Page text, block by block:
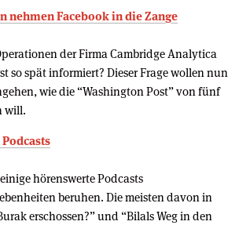
nehmen Facebook in die Zange
der Firma Cambridge Analytica
so spät informiert? Dieser Frage wollen nun
wie die “Washington Post” von fünf
will.
hörenswerte Podcasts
beruhen. Die meisten davon in
erschossen?” und “Bilals Weg in den